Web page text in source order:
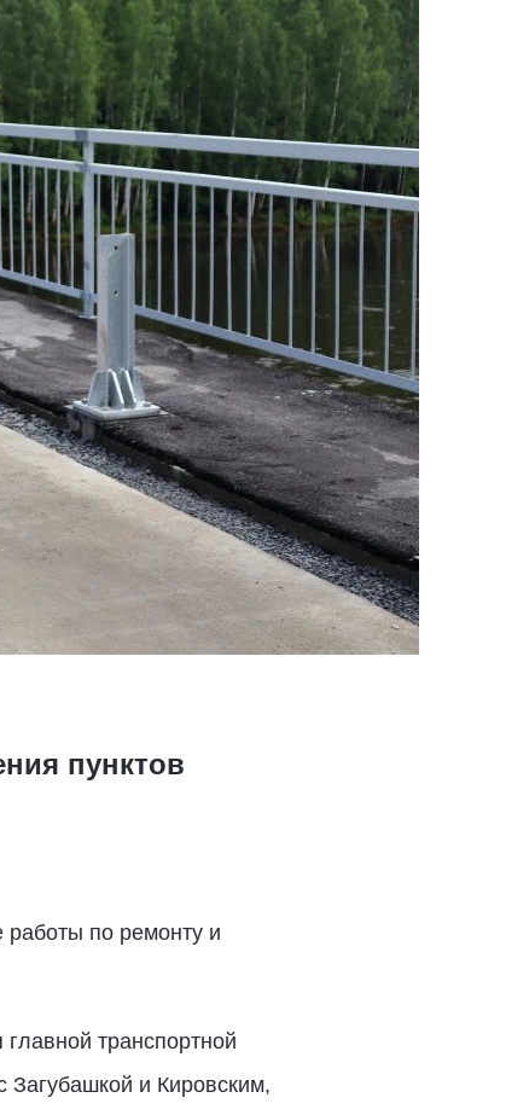
пунктов
работы по ремонту и
транспортной
и Кировским,